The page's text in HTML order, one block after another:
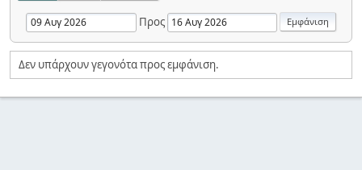
Προς
Δεν υπάρχουν γεγονότα προς εμφάνιση.